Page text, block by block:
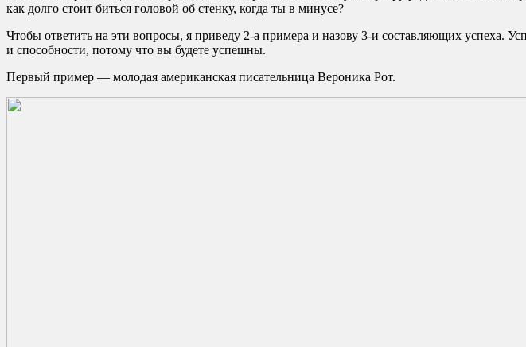
как долго стоит биться головой об стенку, когда ты в минусе?
Чтобы ответить на эти вопросы, я приведу 2-а примера и назову 3-и составляющих успеха.
и способности, потому что вы будете успешны.
Первый пример — молодая американская писательница Вероника Рот.